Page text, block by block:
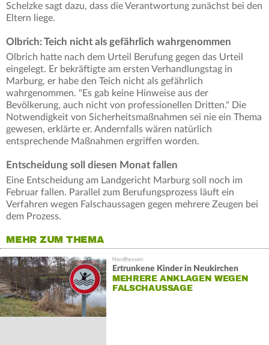
Schelzke sagt dazu, dass die Verantwortung zunächst bei den
Eltern liege.
Olbrich: Teich nicht als gefährlich wahrgenommen
Olbrich hatte nach dem Urteil Berufung gegen das Urteil
eingelegt. Er bekräftigte am ersten Verhandlungstag in
Marburg, er habe den Teich nicht als gefährlich
wahrgenommen. "Es gab keine Hinweise aus der
Bevölkerung, auch nicht von professionellen Dritten." Die
Notwendigkeit von Sicherheitsmaßnahmen sei nie ein Thema
gewesen, erklärte er. Andernfalls wären natürlich
entsprechende Maßnahmen ergriffen worden.
Entscheidung soll diesen Monat fallen
Eine Entscheidung am Landgericht Marburg soll noch im
Februar fallen. Parallel zum Berufungsprozess läuft ein
Verfahren wegen Falschaussagen gegen mehrere Zeugen bei
dem Prozess.
MEHR ZUM THEMA
Ertrunkene Kinder in Neukirchen
MEHRERE ANKLAGEN WEGEN
FALSCHAUSSAGE